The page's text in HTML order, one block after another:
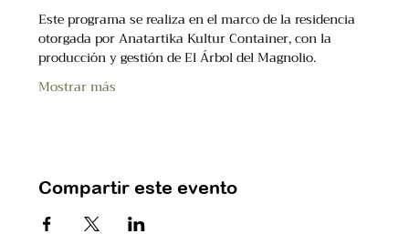
Este programa se realiza en el marco de la residencia
otorgada por Anatartika Kultur Container, con la
producción y gestión de El Árbol del Magnolio.
Mostrar más
Compartir este evento